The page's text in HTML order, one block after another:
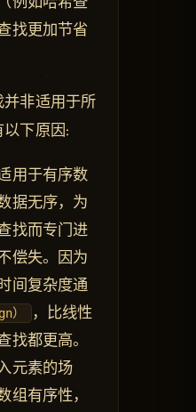
找更加节省
非适用于所
下原因:
用于有序数
据无序，为
找而专门进
偿失。因为
间复杂度通
）
，比线性
找都更高。
元素的场
组有序性，